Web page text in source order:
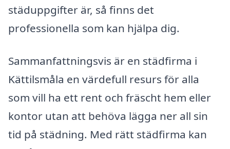
städuppgifter är, så finns det
professionella som kan hjälpa dig.
Sammanfattningsvis är en städfirma i
Kättilsmåla en värdefull resurs för alla
som vill ha ett rent och fräscht hem eller
kontor utan att behöva lägga ner all sin
tid på städning. Med rätt städfirma kan